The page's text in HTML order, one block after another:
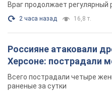
Враг продолжает
2 часа назад 16,8 т.
Россияне атаковали
Херсоне: пострадали
Всего пострадали четыре
раненые за сутки